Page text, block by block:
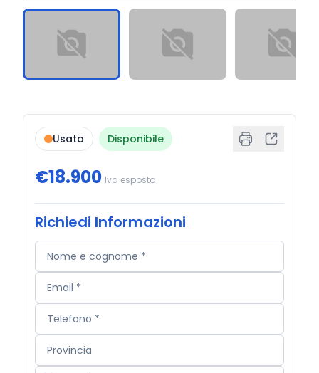
Usato Disponibile
€18.900 Iva esposta
Richiedi Informazioni